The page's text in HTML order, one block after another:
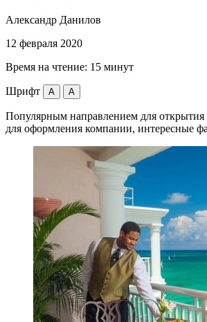
Александр Данилов
12 февраля 2020
Время на чтение: 15 минут
Шрифт A A
Популярным направлением для открытия
для оформления компании, интересные